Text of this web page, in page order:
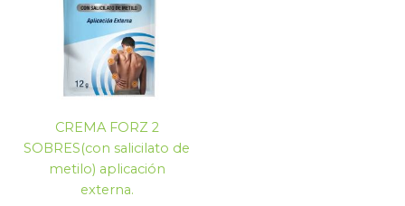
CREMA FORZ 2
SOBRES(con salicilato de
metilo) aplicación
externa.